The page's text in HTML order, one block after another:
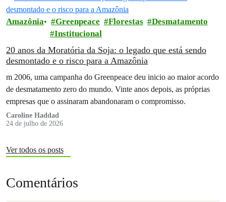
Amazônia Greenpeace Florestas
Desmatamento
Institucional
20 anos da Moratória da Soja: o legado que está sendo
desmontado e o risco para a Amazônia
m 2006, uma campanha do Greenpeace deu inicio ao maior acordo
de desmatamento zero do mundo. Vinte anos depois, as próprias
empresas que o assinaram abandonaram o compromisso.
Caroline Haddad
24 de julho de 2026
Ver todos os posts
Comentários